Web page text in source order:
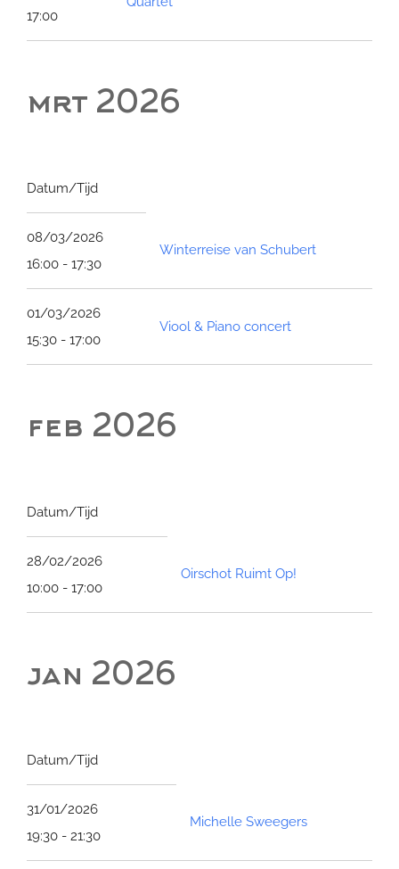
17:00
mrt 2026
Datum/Tijd
08/03/2026
16:00 - 17:30
Winterreise van Schubert
01/03/2026
15:30 - 17:00
Viool & Piano concert
feb 2026
Datum/Tijd
28/02/2026
10:00 - 17:00
Oirschot Ruimt Op!
jan 2026
Datum/Tijd
31/01/2026
19:30 - 21:30
Michelle Sweegers